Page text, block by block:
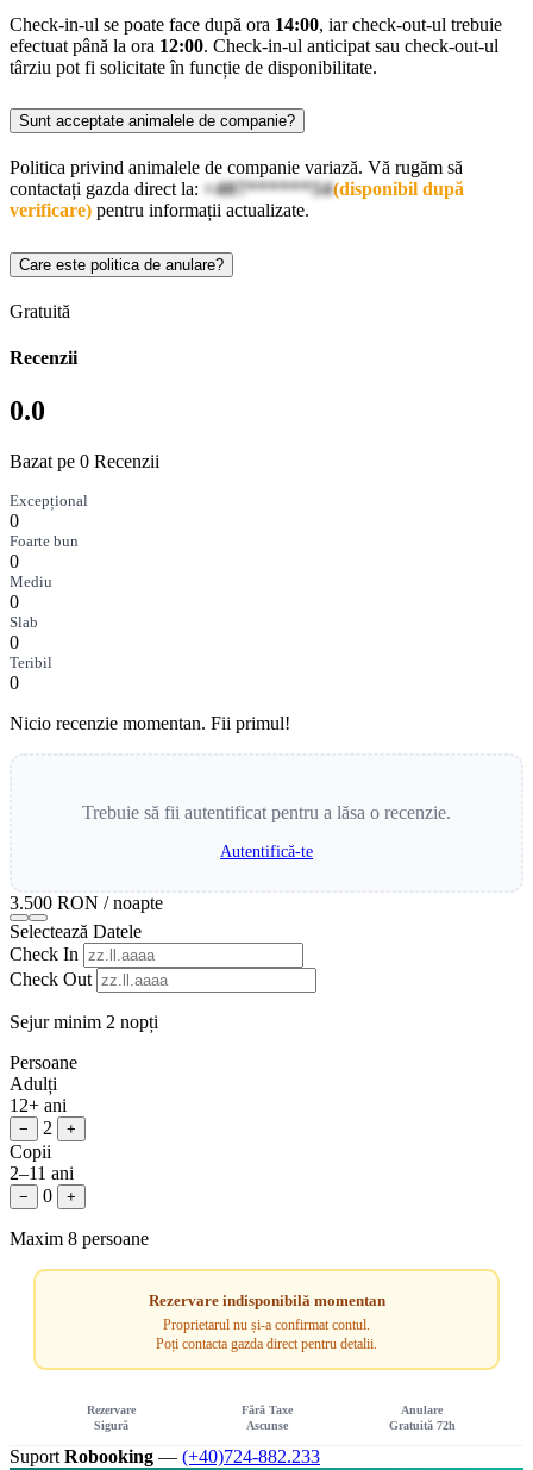
Check-in-ul se poate face după ora 14:00, iar check-out-ul trebuie
efectuat până la ora 12:00. Check-in-ul anticipat sau check-out-ul
târziu pot fi solicitate în funcție de disponibilitate.
Sunt acceptate animalele de companie?
Politica privind animalele de companie variază. Vă rugăm să
contactați gazda direct la: +407******54(disponibil după
verificare) pentru informații actualizate.
Care este politica de anulare?
Gratuită
Recenzii
0.0
Bazat pe 0 Recenzii
Excepțional
0
Foarte bun
0
Mediu
0
Slab
0
Teribil
0
Nicio recenzie momentan. Fii primul!
Trebuie să fii autentificat pentru a lăsa o recenzie.
Autentifică-te
3.500 RON / noapte
Selectează Datele
Check In
Check Out
Sejur minim 2 nopți
Persoane
Adulți
12+ ani
− 2 +
Copii
2–11 ani
− 0 +
Maxim 8 persoane
Rezervare indisponibilă momentan
Proprietarul nu și-a confirmat contul.
Poți contacta gazda direct pentru detalii.
Rezervare
Sigură
Fără Taxe
Ascunse
Anulare
Gratuită 72h
Suport Robooking — (+40)724-882.233